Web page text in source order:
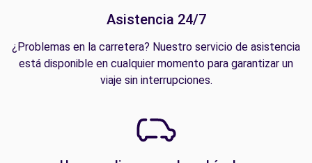
Asistencia 24/7
¿Problemas en la carretera? Nuestro servicio de asistencia
está disponible en cualquier momento para garantizar un
viaje sin interrupciones.